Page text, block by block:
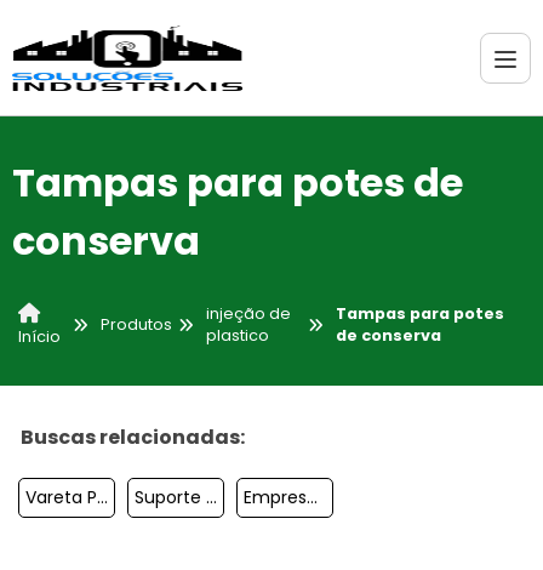
Tampas para potes de
conserva
Início
Produtos
injeção de
plastico
Tampas para potes
de conserva
Buscas relacionadas:
Vareta Para Colocar Bexiga Suporte Vareta Para Bexiga Empresa De Plástico